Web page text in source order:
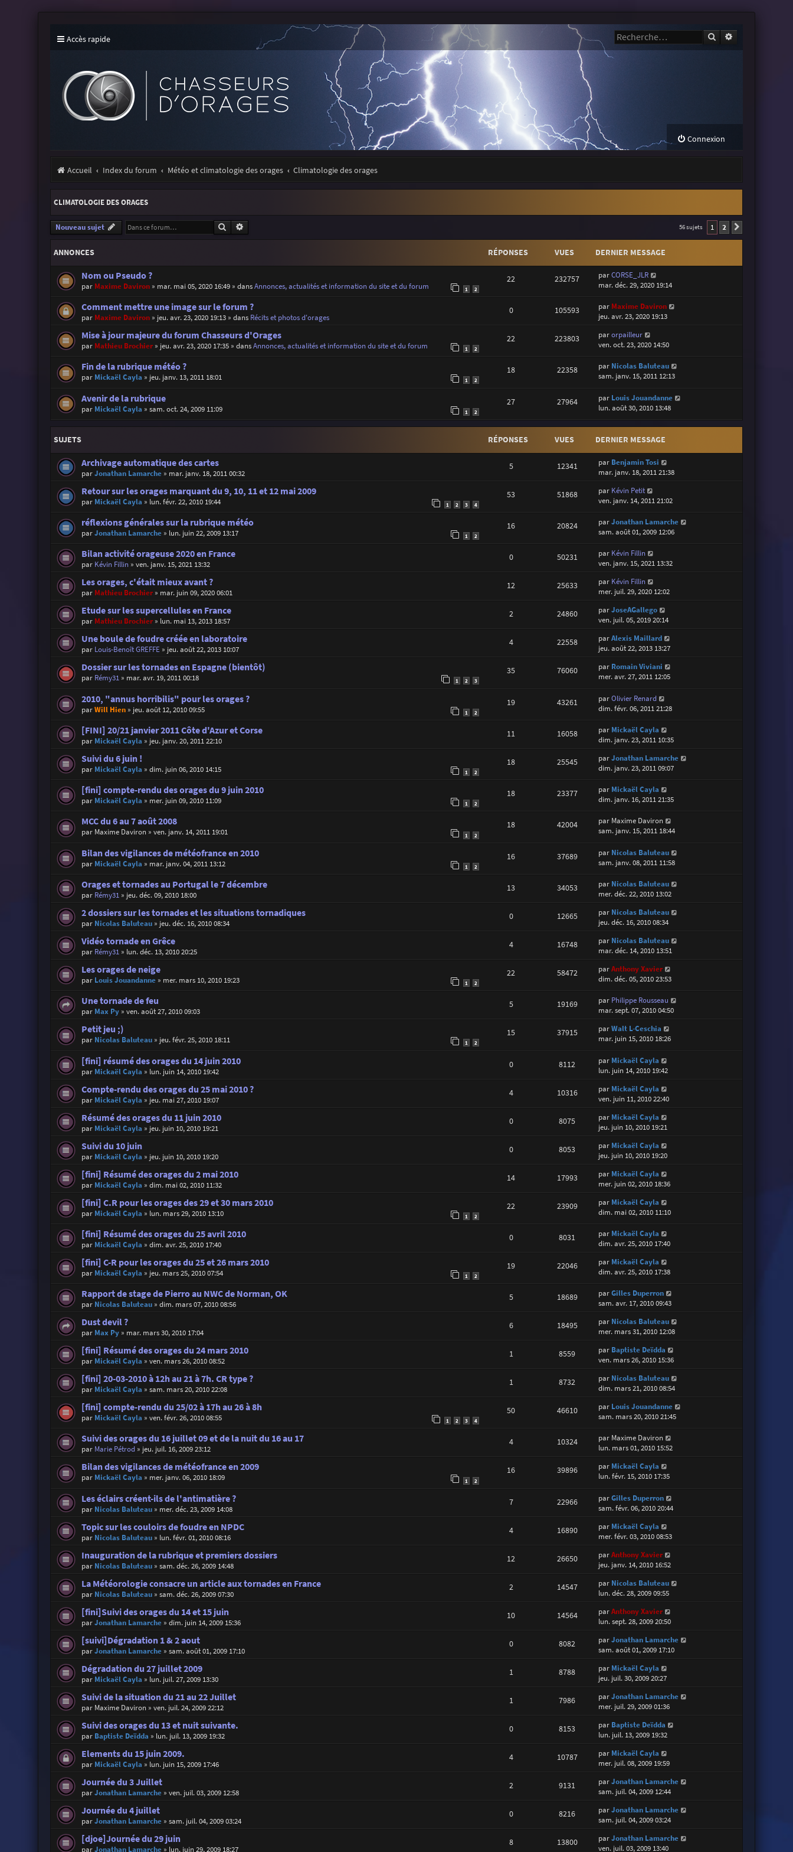
Accès rapide Rechercher
Connexion
Accueil Index du forum Météo et climatologie des orages Climatologie des orages
CLIMATOLOGIE DES ORAGES
Nouveau sujet Rechercher 56 sujets 1 2
ANNONCES RÉPONSES VUES DERNIER MESSAGE
Nom ou Pseudo ?
par Maxime Daviron» mar. mai 05, 2020 16:49» dansAnnonces, actualités et information du site et du forum 1 2
22 232757 parCORSE_JLR
mar. déc. 29, 2020 19:14
Comment mettre une image sur le forum ?
par Maxime Daviron» jeu. avr. 23, 2020 19:13» dans Récits et photos d'orages
0 105593 par Maxime Daviron
jeu. avr. 23, 2020 19:13
Mise à jour majeure du forum Chasseurs d'Orages
par Mathieu Brochier» jeu. avr. 23, 2020 17:35» dansAnnonces, actualités et information du site et du forum 1 2
22 223803 parorpailleur
ven. oct. 23, 2020 14:50
Fin de la rubrique météo ?
par Mickaël Cayla » jeu. janv. 13, 2011 18:01 1 2
18 22358 par Nicolas Baluteau
sam. janv. 15, 2011 12:13
Avenir de la rubrique
par Mickaël Cayla » sam. oct. 24, 2009 11:09 1 2
27 27964 par Louis Jouandanne
lun. août 30, 2010 13:48
SUJETS RÉPONSES VUES DERNIER MESSAGE
Archivage automatique des cartes
parJonathan Lamarche» mar. janv. 18, 2011 00:32
5 12341 par Benjamin Tosi
mar. janv. 18, 2011 21:38
Retour sur les orages marquant du 9, 10, 11 et 12 mai 2009
par Mickaël Cayla » lun. févr. 22, 2010 19:44 1 2 3 4
53 51868 par Kévin Petit
ven. janv. 14, 2011 21:02
réflexions générales sur la rubrique météo
parJonathan Lamarche» lun. juin 22, 2009 13:17 1 2
16 20824 parJonathan Lamarche
sam. août 01, 2009 12:06
Bilan activité orageuse 2020 en France
par Kévin Fillin» ven. janv. 15, 2021 13:32
0 50231 par Kévin Fillin
ven. janv. 15, 2021 13:32
Les orages, c'était mieux avant ?
par Mathieu Brochier» mar. juin 09, 2020 06:01
12 25633 par Kévin Fillin
mer. juil. 29, 2020 12:02
Etude sur les supercellules en France
par Mathieu Brochier» lun. mai 13, 2013 18:57
2 24860 parJoseAGallego
ven. juil. 05, 2019 20:14
Une boule de foudre créée en laboratoire
par Louis-Benoît GREFFE» jeu. août 22, 2013 10:07
4 22558 parAlexis Maillard
jeu. août 22, 2013 13:27
Dossier sur les tornades en Espagne (bientôt)
par Rémy31» mar. avr. 19, 2011 00:18 1 2 3
35 76060 par Romain Viviani
mer. avr. 27, 2011 12:05
2010, "annus horribilis" pour les orages ?
parWill Hien» jeu. août 12, 2010 09:55 1 2
19 43261 parOlivier Renard
dim. févr. 06, 2011 21:28
[FINI] 20/21 janvier 2011 Côte d'Azur et Corse
par Mickaël Cayla » jeu. janv. 20, 2011 22:10
11 16058 par Mickaël Cayla
dim. janv. 23, 2011 10:35
Suivi du 6 juin !
par Mickaël Cayla » dim. juin 06, 2010 14:15 1 2
18 25545 parJonathan Lamarche
dim. janv. 23, 2011 09:07
[fini] compte-rendu des orages du 9 juin 2010
par Mickaël Cayla » mer. juin 09, 2010 11:09 1 2
18 23377 par Mickaël Cayla
dim. janv. 16, 2011 21:35
MCC du 6 au 7 août 2008
par Maxime Daviron» ven. janv. 14, 2011 19:01 1 2
18 42004 par Maxime Daviron
sam. janv. 15, 2011 18:44
Bilan des vigilances de météofrance en 2010
par Mickaël Cayla » mar. janv. 04, 2011 13:12 1 2
16 37689 par Nicolas Baluteau
sam. janv. 08, 2011 11:58
Orages et tornades au Portugal le 7 décembre
par Rémy31» jeu. déc. 09, 2010 18:00
13 34053 par Nicolas Baluteau
mer. déc. 22, 2010 13:02
2 dossiers sur les tornades et les situations tornadiques
par Nicolas Baluteau» jeu. déc. 16, 2010 08:34
0 12665 par Nicolas Baluteau
jeu. déc. 16, 2010 08:34
Vidéo tornade en Grêce
par Rémy31» lun. déc. 13, 2010 20:25
4 16748 par Nicolas Baluteau
mar. déc. 14, 2010 13:51
Les orages de neige
par Louis Jouandanne» mer. mars 10, 2010 19:23 1 2
22 58472 parAnthony Xavier
dim. déc. 05, 2010 23:53
Une tornade de feu
par Max Py» ven. août 27, 2010 09:03
5 19169 par Philippe Rousseau
mar. sept. 07, 2010 04:50
Petit jeu ;)
par Nicolas Baluteau» jeu. févr. 25, 2010 18:11 1 2
15 37915 parWalt L-Ceschia
mar. juin 15, 2010 18:26
[fini] résumé des orages du 14 juin 2010
par Mickaël Cayla » lun. juin 14, 2010 19:42
0 8112 par Mickaël Cayla
lun. juin 14, 2010 19:42
Compte-rendu des orages du 25 mai 2010 ?
par Mickaël Cayla » jeu. mai 27, 2010 19:07
4 10316 par Mickaël Cayla
ven. juin 11, 2010 22:40
Résumé des orages du 11 juin 2010
par Mickaël Cayla » jeu. juin 10, 2010 19:21
0 8075 par Mickaël Cayla
jeu. juin 10, 2010 19:21
Suivi du 10 juin
par Mickaël Cayla » jeu. juin 10, 2010 19:20
0 8053 par Mickaël Cayla
jeu. juin 10, 2010 19:20
[fini] Résumé des orages du 2 mai 2010
par Mickaël Cayla » dim. mai 02, 2010 11:32
14 17993 par Mickaël Cayla
mer. juin 02, 2010 18:36
[fini] C.R pour les orages des 29 et 30 mars 2010
par Mickaël Cayla » lun. mars 29, 2010 13:10 1 2
22 23909 par Mickaël Cayla
dim. mai 02, 2010 11:10
[fini] Résumé des orages du 25 avril 2010
par Mickaël Cayla » dim. avr. 25, 2010 17:40
0 8031 par Mickaël Cayla
dim. avr. 25, 2010 17:40
[fini] C-R pour les orages du 25 et 26 mars 2010
par Mickaël Cayla » jeu. mars 25, 2010 07:54 1 2
19 22046 par Mickaël Cayla
dim. avr. 25, 2010 17:38
Rapport de stage de Pierro au NWC de Norman, OK
par Nicolas Baluteau» dim. mars 07, 2010 08:56
5 18689 parGilles Duperron
sam. avr. 17, 2010 09:43
Dust devil ?
par Max Py» mar. mars 30, 2010 17:04
6 18495 par Nicolas Baluteau
mer. mars 31, 2010 12:08
[fini] Résumé des orages du 24 mars 2010
par Mickaël Cayla » ven. mars 26, 2010 08:52
1 8559 par Baptiste Deïdda
ven. mars 26, 2010 15:36
[fini] 20-03-2010 à 12h au 21 à 7h. CR type ?
par Mickaël Cayla » sam. mars 20, 2010 22:08
1 8732 par Nicolas Baluteau
dim. mars 21, 2010 08:54
[fini] compte-rendu du 25/02 à 17h au 26 à 8h
par Mickaël Cayla » ven. févr. 26, 2010 08:55 1 2 3 4
50 46610 par Louis Jouandanne
sam. mars 20, 2010 21:45
Suivi des orages du 16 juillet 09 et de la nuit du 16 au 17
par Marie Pétrod» jeu. juil. 16, 2009 23:12
4 10324 par Maxime Daviron
lun. mars 01, 2010 15:52
Bilan des vigilances de météofrance en 2009
par Mickaël Cayla » mer. janv. 06, 2010 18:09 1 2
16 39896 par Mickaël Cayla
lun. févr. 15, 2010 17:35
Les éclairs créent-ils de l'antimatière ?
par Nicolas Baluteau» mer. déc. 23, 2009 14:08
7 22966 parGilles Duperron
sam. févr. 06, 2010 20:44
Topic sur les couloirs de foudre en NPDC
par Nicolas Baluteau» lun. févr. 01, 2010 08:16
4 16890 par Mickaël Cayla
mer. févr. 03, 2010 08:53
Inauguration de la rubrique et premiers dossiers
par Nicolas Baluteau» sam. déc. 26, 2009 14:48
12 26650 parAnthony Xavier
jeu. janv. 14, 2010 16:52
La Météorologie consacre un article aux tornades en France
par Nicolas Baluteau» sam. déc. 26, 2009 07:30
2 14547 par Nicolas Baluteau
lun. déc. 28, 2009 09:55
[fini]Suivi des orages du 14 et 15 juin
parJonathan Lamarche» dim. juin 14, 2009 15:36
10 14564 parAnthony Xavier
lun. sept. 28, 2009 20:50
[suivi]Dégradation 1 & 2 aout
parJonathan Lamarche» sam. août 01, 2009 17:10
0 8082 parJonathan Lamarche
sam. août 01, 2009 17:10
Dégradation du 27 juillet 2009
par Mickaël Cayla » lun. juil. 27, 2009 13:30
1 8788 par Mickaël Cayla
jeu. juil. 30, 2009 20:27
Suivi de la situation du 21 au 22 Juillet
par Maxime Daviron» ven. juil. 24, 2009 22:12
1 7986 parJonathan Lamarche
mer. juil. 29, 2009 01:36
Suivi des orages du 13 et nuit suivante.
par Baptiste Deïdda » lun. juil. 13, 2009 19:32
0 8153 par Baptiste Deïdda
lun. juil. 13, 2009 19:32
Elements du 15 juin 2009.
par Mickaël Cayla » lun. juin 15, 2009 17:46
4 10787 par Mickaël Cayla
mer. juil. 08, 2009 19:59
Journée du 3 Juillet
parJonathan Lamarche» ven. juil. 03, 2009 12:58
2 9131 parJonathan Lamarche
sam. juil. 04, 2009 12:44
Journée du 4 juillet
parJonathan Lamarche» sam. juil. 04, 2009 03:24
0 8216 parJonathan Lamarche
sam. juil. 04, 2009 03:24
[djoe]Journée du 29 juin
parJonathan Lamarche» lun. juin 29, 2009 18:27
8 13800 parJonathan Lamarche
ven. juil. 03, 2009 13:40